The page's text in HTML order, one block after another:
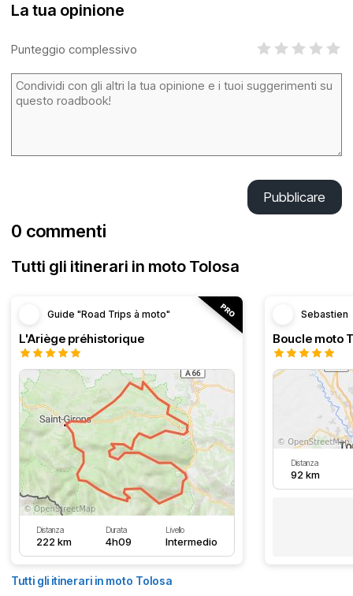
La tua opinione
Punteggio complessivo
Pubblicare
0 commenti
Tutti gli itinerari in moto Tolosa
Guide "Road Trips à moto"
L'Ariège préhistorique
Distanza
222 km
Durata
4h09
Livello
Intermedio
Sebastien
Distanza
92 km
Tutti gli itinerari in moto Tolosa